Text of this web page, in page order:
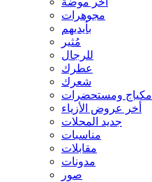
مجوهرات
بأيديهم
مُثير
للرجال
عطرك
شعرك
مكياج ومستحضرات
أخر عروض الأزياء
جديد المحلات
مناسبات
مقابلات
مدونات
صور